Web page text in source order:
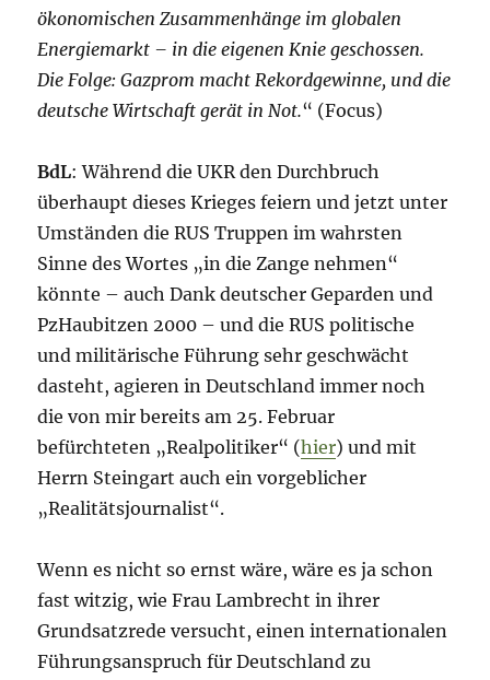
ökonomischen Zusammenhänge im globalen
Energiemarkt – in die eigenen Knie geschossen.
Die Folge: Gazprom macht Rekordgewinne, und die
deutsche Wirtschaft gerät in Not.“ (Focus)
BdL: Während die UKR den Durchbruch
überhaupt dieses Krieges feiern und jetzt unter
Umständen die RUS Truppen im wahrsten
Sinne des Wortes „in die Zange nehmen“
könnte – auch Dank deutscher Geparden und
PzHaubitzen 2000 – und die RUS politische
und militärische Führung sehr geschwächt
dasteht, agieren in Deutschland immer noch
die von mir bereits am 25. Februar
befürchteten „Realpolitiker“ (hier) und mit
Herrn Steingart auch ein vorgeblicher
„Realitätsjournalist“.
Wenn es nicht so ernst wäre, wäre es ja schon
fast witzig, wie Frau Lambrecht in ihrer
Grundsatzrede versucht, einen internationalen
Führungsanspruch für Deutschland zu